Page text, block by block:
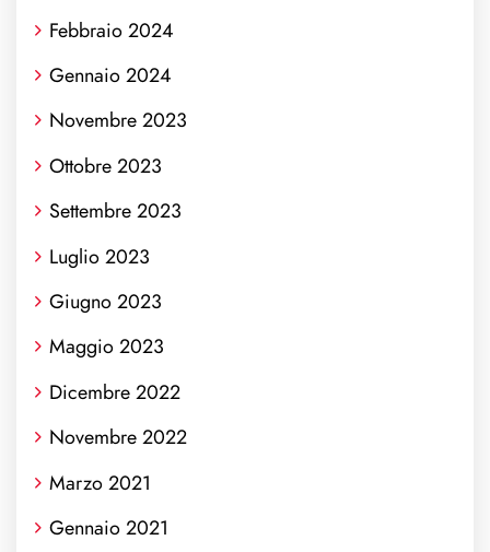
Febbraio 2024
Gennaio 2024
Novembre 2023
Ottobre 2023
Settembre 2023
Luglio 2023
Giugno 2023
Maggio 2023
Dicembre 2022
Novembre 2022
Marzo 2021
Gennaio 2021